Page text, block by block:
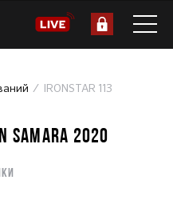
IRONSTAR 113
SAMARA 2020